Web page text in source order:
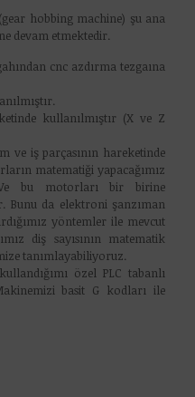
hobbing machine) şu ana
devam etmektedir.
cnc azdırma tezgaına
kullanılmıştır (X ve Z
ve iş parçasının hareketinde
matematiği yapacağımız
Ve bu motorları bir birine
Bunu da elektroni şanzıman
yöntemler ile mevcut
diş sayısının matematik
tanımlayabiliyoruz.
özel PLC tabanlı
basit G kodları ile